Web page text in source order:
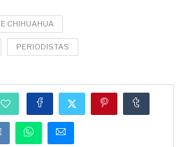
CHIHUAHUA
PERIODISTAS